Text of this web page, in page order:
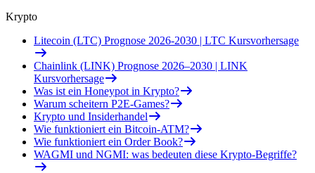
Krypto
Litecoin (LTC) Prognose 2026-2030 | LTC Kursvorhersage
Chainlink (LINK) Prognose 2026–2030 | LINK
Kursvorhersage
Was ist ein Honeypot in Krypto?
Warum scheitern P2E-Games?
Krypto und Insiderhandel
Wie funktioniert ein Bitcoin-ATM?
Wie funktioniert ein Order Book?
WAGMI und NGMI: was bedeuten diese Krypto-Begriffe?